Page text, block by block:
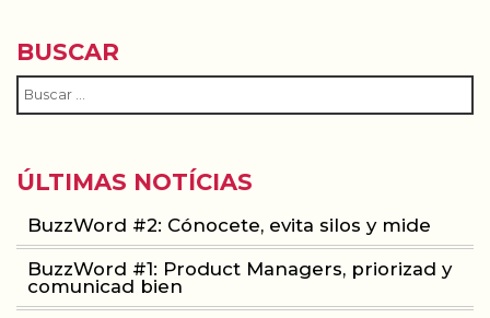
BUSCAR
ÚLTIMAS NOTÍCIAS
BuzzWord #2: Cónocete, evita silos y mide
BuzzWord #1: Product Managers, priorizad y
comunicad bien